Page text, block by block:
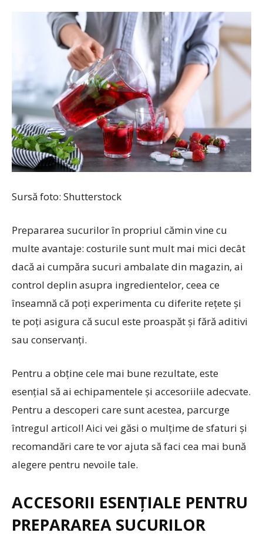
Sursă foto: Shutterstock
Prepararea sucurilor în propriul cămin vine cu
multe avantaje: costurile sunt mult mai mici decât
dacă ai cumpăra sucuri ambalate din magazin, ai
control deplin asupra ingredientelor, ceea ce
înseamnă că poți experimenta cu diferite rețete și
te poți asigura că sucul este proaspăt și fără aditivi
sau conservanți.
Pentru a obține cele mai bune rezultate, este
esențial să ai echipamentele și accesoriile adecvate.
Pentru a descoperi care sunt acestea, parcurge
întregul articol! Aici vei găsi o mulțime de sfaturi și
recomandări care te vor ajuta să faci cea mai bună
alegere pentru nevoile tale.
ACCESORII ESENȚIALE PENTRU
PREPARAREA SUCURILOR